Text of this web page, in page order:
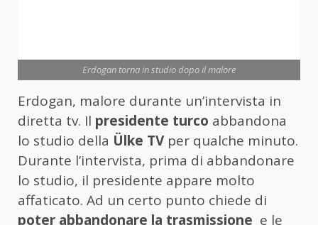
Erdogan torna in studio dopo il malore
Erdogan, malore durante un’intervista in
diretta tv. Il presidente turco abbandona
lo studio della Ülke TVper qualche minuto.
Durante l’intervista, prima di abbandonare
lo studio, il presidente appare molto
affaticato. Ad un certo punto chiede di
poter abbandonare la trasmissione e le